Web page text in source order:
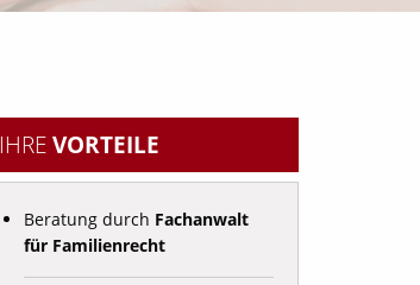
IHREVORTEILE
Beratung durch Fachanwalt
für Familienrecht